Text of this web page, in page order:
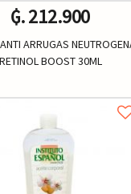
₲. 212.900
ARRUGAS
RETINOL BOOST 30ML
+